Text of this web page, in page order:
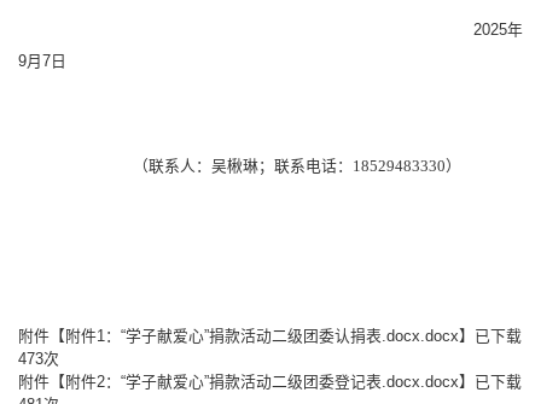
2025年
9月7日
（联系人：吴楸琳；联系电话： 18529483330）
附件【 附件1：“学子献爱心”捐款活动二级团委认捐表.docx.docx】已下载
473次
附件【 附件2：“学子献爱心”捐款活动二级团委登记表.docx.docx】已下载